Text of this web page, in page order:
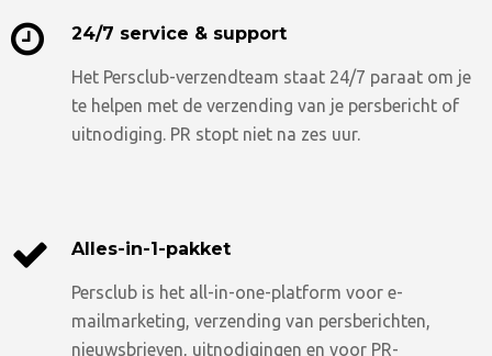
24/7 service & support
Het Persclub-verzendteam staat 24/7 paraat om je
te helpen met de verzending van je persbericht of
uitnodiging. PR stopt niet na zes uur.
Alles-in-1-pakket
Persclub is het all-in-one-platform voor e-
mailmarketing, verzending van persberichten,
nieuwsbrieven, uitnodigingen en voor PR-